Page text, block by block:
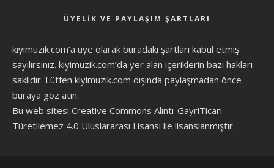
ÜYELIK VE PAYLAŞIM ŞARTLARI
kiyimuzik.com’a üye olarak buradaki şartları kabul etmiş
sayılırsınız. kiyimuzik.com’da yer alan içeriklerin bazı hakları
saklıdır. Lütfen kiyimuzik.com dışında paylaşmadan önce
buraya göz atın.
Bu web sitesi Creative Commons Alıntı-GayriTicari-
Türetilemez 4.0 Uluslararası Lisansı ile lisanslanmıştır.